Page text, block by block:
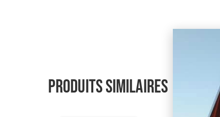
Produits similaires